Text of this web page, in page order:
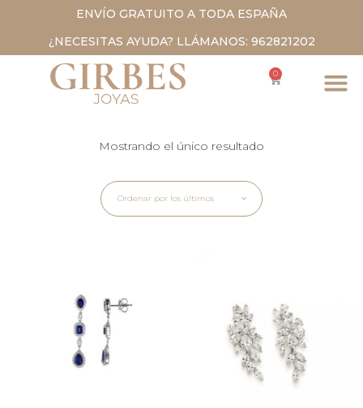
ENVÍO GRATUITO A TODA ESPAÑA
¿NECESITAS AYUDA? LLÁMANOS: 962821202
0
Mostrando el único resultado
Ordenar por los últimos